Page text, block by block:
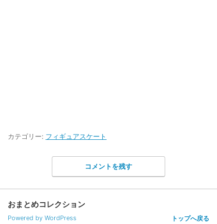
カテゴリー: フィギュアスケート
コメントを残す
おまとめコレクション
Powered by WordPress トップへ戻る